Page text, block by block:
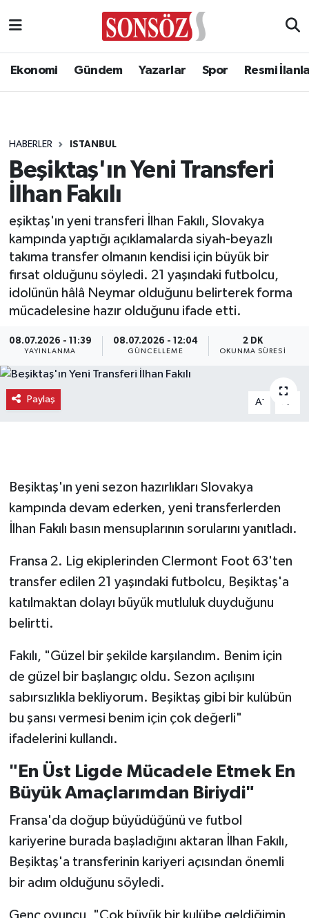
Ekonomi Gündem Yazarlar Spor Resmi
HABERLER ISTANBUL
Beşiktaş'ın Yeni Transferi
İlhan Fakılı
eşiktaş'ın yeni transferi İlhan Fakılı, Slovakya
kampında yaptığı açıklamalarda siyah-beyazlı
takıma transfer olmanın kendisi için büyük bir
fırsat olduğunu söyledi. 21 yaşındaki futbolcu,
idolünün hâlâ Neymar olduğunu belirterek forma
mücadelesine hazır olduğunu ifade etti.
08.07.2026 - 11:39
YAYINLANMA
08.07.2026 - 12:04
GÜNCELLEME
2 DK
OKUNMA SÜRESI
Paylaş A- A
Beşiktaş'ın yeni sezon hazırlıkları Slovakya
kampında devam ederken, yeni transferlerden
İlhan Fakılı basın mensuplarının sorularını yanıtladı.
Fransa 2. Lig ekiplerinden Clermont Foot 63'ten
transfer edilen 21 yaşındaki futbolcu, Beşiktaş'a
katılmaktan dolayı büyük mutluluk duyduğunu
belirtti.
Fakılı, "Güzel bir şekilde karşılandım. Benim için
de güzel bir başlangıç oldu. Sezon açılışını
sabırsızlıkla bekliyorum. Beşiktaş gibi bir kulübün
bu şansı vermesi benim için çok değerli"
ifadelerini kullandı.
"En Üst Ligde Mücadele Etmek En
Büyük Amaçlarımdan Biriydi"
Fransa'da doğup büyüdüğünü ve futbol
kariyerine burada başladığını aktaran İlhan Fakılı,
Beşiktaş'a transferinin kariyeri açısından önemli
bir adım olduğunu söyledi.
Genç oyuncu, "Çok büyük bir kulübe geldiğimin